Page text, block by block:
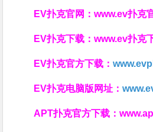
EV扑克官网：www.ev扑克
EV扑克下载：www.ev扑克
EV扑克官方下载：
EV扑克电脑版网址：
APT扑克官方下载：